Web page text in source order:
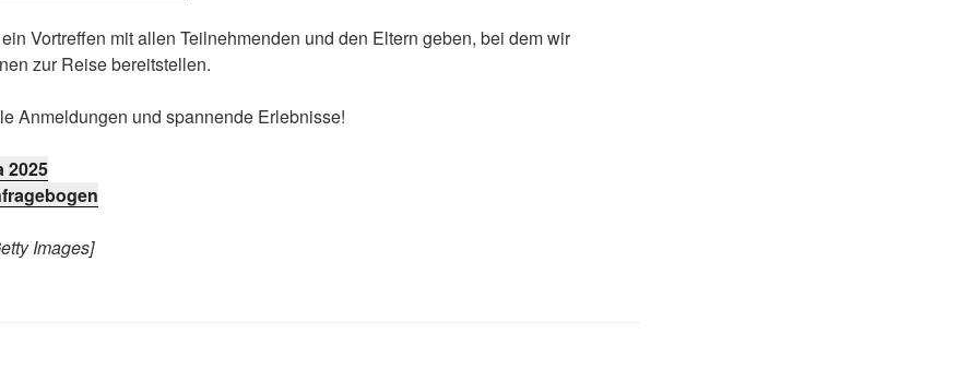
Vortreffen mit allen Teilnehmenden und den Eltern geben, bei dem wir
zur Reise bereitstellen.
Anmeldungen und spannende Erlebnisse!
2025
Images]